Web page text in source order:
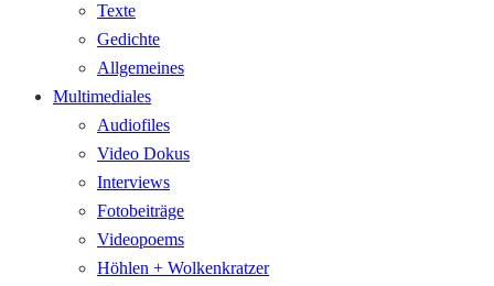
Texte
Gedichte
Allgemeines
Multimediales
Audiofiles
Video Dokus
Interviews
Fotobeiträge
Videopoems
Höhlen + Wolkenkratzer